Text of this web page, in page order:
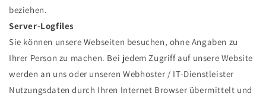
beziehen.
Server-Logfiles
Sie können unsere Webseiten besuchen, ohne Angaben zu
Ihrer Person zu machen. Bei jedem Zugriff auf unsere Website
werden an uns oder unseren Webhoster / IT-Dienstleister
Nutzungsdaten durch Ihren Internet Browser übermittelt und